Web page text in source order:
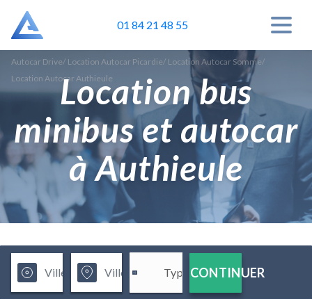
01 84 21 48 55
Autocar Drive/ Location Autocar Picardie/ Location Autocar Somme/
Location Autocar Authieule
Location bus
minibus et autocar
à Authieule
CONTINUER